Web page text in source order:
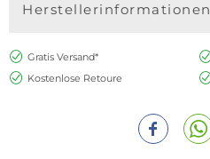
Herstellerinformationen
Gratis Versand*
Kostenlose Retoure